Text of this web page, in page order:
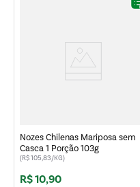
Nozes Chilenas Mariposa sem
Casca 1 Porção 103g
(R$ 105,83/KG)
R$10,90